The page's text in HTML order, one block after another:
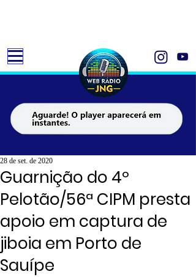
Guarnição do 4º
Pelotão/56ª CIPM presta
apoio em captura de
jiboia em Porto de
Sauípe
28 de set. de 2020